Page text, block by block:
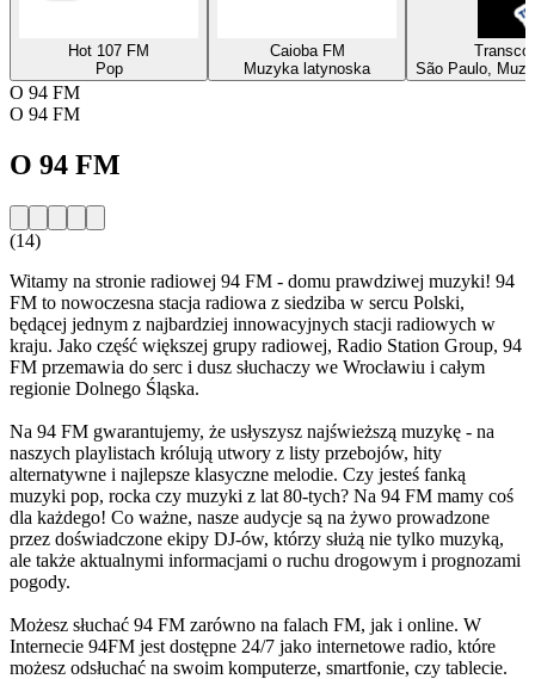
Hot 107 FM
Pop
Caioba FM
Muzyka latynoska
São Paulo,
O 94 FM
O 94 FM
O 94 FM
(14)
Witamy na stronie radiowej 94 FM - domu prawdziwej muzyki! 94
FM to nowoczesna stacja radiowa z siedziba w sercu Polski,
będącej jednym z najbardziej innowacyjnych stacji radiowych w
kraju. Jako część większej grupy radiowej, Radio Station Group, 94
FM przemawia do serc i dusz słuchaczy we Wrocławiu i całym
regionie Dolnego Śląska.
Na 94 FM gwarantujemy, że usłyszysz najświeższą muzykę - na
naszych playlistach królują utwory z listy przebojów, hity
alternatywne i najlepsze klasyczne melodie. Czy jesteś fanką
muzyki pop, rocka czy muzyki z lat 80-tych? Na 94 FM mamy coś
dla każdego! Co ważne, nasze audycje są na żywo prowadzone
przez doświadczone ekipy DJ-ów, którzy służą nie tylko muzyką,
ale także aktualnymi informacjami o ruchu drogowym i prognozami
pogody.
Możesz słuchać 94 FM zarówno na falach FM, jak i online. W
Internecie 94FM jest dostępne 24/7 jako internetowe radio, które
możesz odsłuchać na swoim komputerze, smartfonie, czy tablecie.